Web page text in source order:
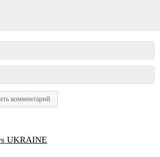
UKRAINE